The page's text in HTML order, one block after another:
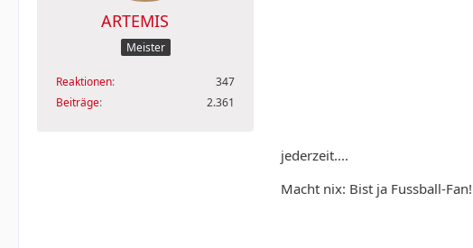
ARTEMIS
Meister
Reaktionen
347
Beiträge
2.361
jederzeit....
Macht nix: Bist ja Fussball-Fan!